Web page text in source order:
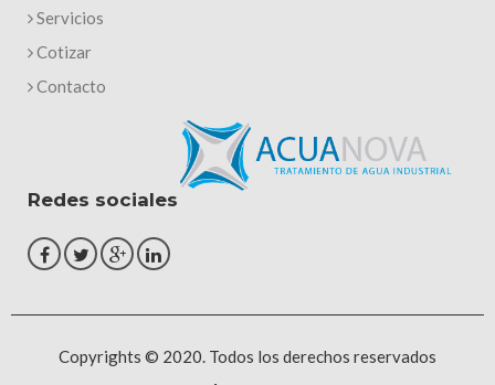
Servicios
Cotizar
Contacto
Redes sociales
Copyrights © 2020. Todos los derechos reservados